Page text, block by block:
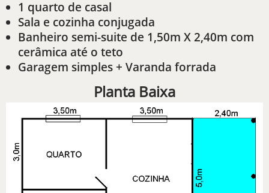
1 quarto de casal
Sala e cozinha conjugada
Banheiro semi-suite de 1,50m X 2,40m com
cerâmica até o teto
Garagem simples + Varanda forrada
Planta Baixa